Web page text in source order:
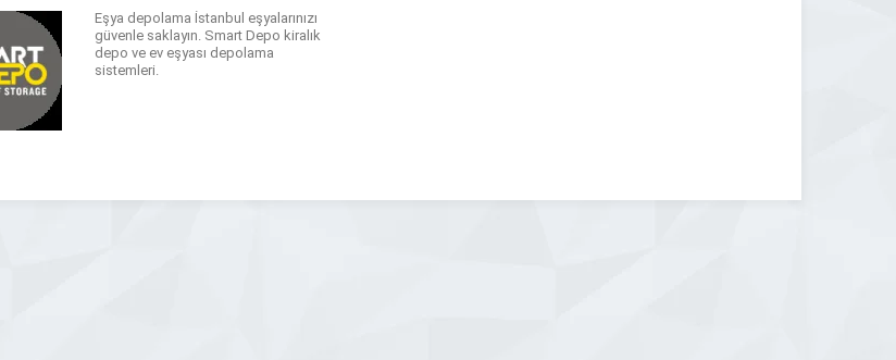
Eşya depolama İstanbul eşyalarınızı
güvenle saklayın. Smart Depo kiralık
depo ve ev eşyası depolama
sistemleri.